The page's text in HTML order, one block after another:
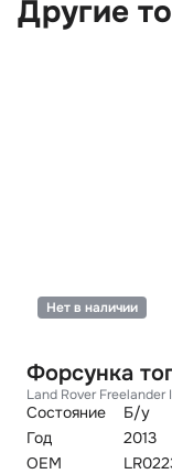
Другие
Форсунка
Land Rover Freelander
Состояние
Б/у
Год
2013
OEM
Нет в наличии